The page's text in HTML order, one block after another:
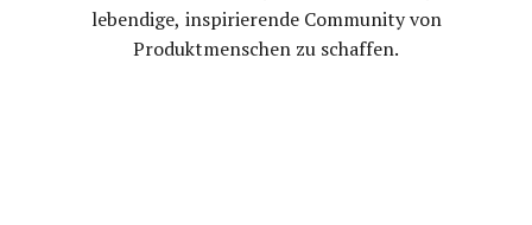
lebendige, inspirierende Community von
Produktmenschen zu schaffen.